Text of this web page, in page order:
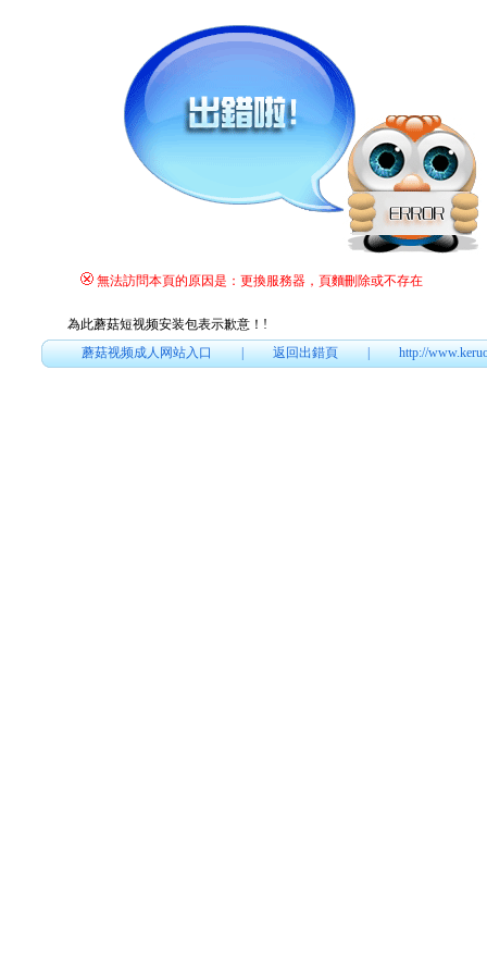
無法訪問本頁的原因是：更換服務器，頁麵刪除或不存在
為此蘑菇短视频安装包表示歉意！ !
蘑菇视频成人网站入口|返回出錯頁|http://